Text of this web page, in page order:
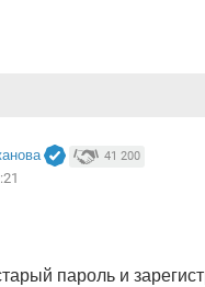
41 200
пароль и